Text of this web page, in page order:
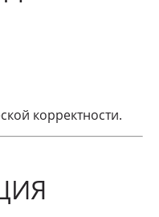
корректности.